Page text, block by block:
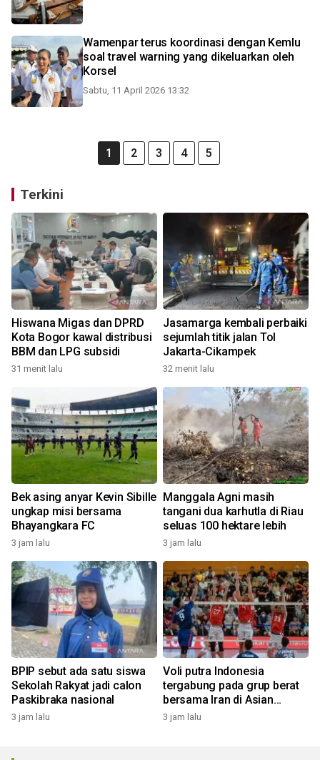
Wamenpar terus koordinasi dengan Kemlu
soal travel warning yang dikeluarkan oleh
Korsel
Sabtu, 11 April 2026 13:32
1 2 3 4 5
Terkini
Hiswana Migas dan DPRD
Kota Bogor kawal distribusi
BBM dan LPG subsidi
31 menit lalu
Jasamarga kembali perbaiki
sejumlah titik jalan Tol
Jakarta-Cikampek
32 menit lalu
Bek asing anyar Kevin Sibille
ungkap misi bersama
Bhayangkara FC
3 jam lalu
Manggala Agni masih
tangani dua karhutla di Riau
seluas 100 hektare lebih
3 jam lalu
BPIP sebut ada satu siswa
Sekolah Rakyat jadi calon
Paskibraka nasional
3 jam lalu
Voli putra Indonesia
tergabung pada grup berat
bersama Iran di Asian
Games 2026
3 jam lalu